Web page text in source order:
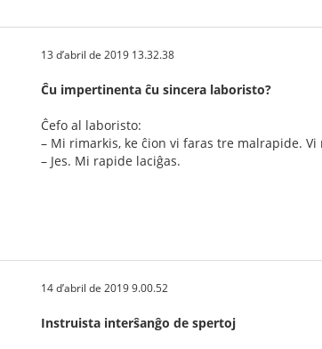
13 d’abril de 2019 13.32.38
Ĉu impertinenta ĉu sincera laboristo?
Ĉefo al laboristo:
– Mi rimarkis, ke ĉion vi faras tre malrapide.
– Jes. Mi rapide laciĝas.
14 d’abril de 2019 9.00.52
Instruista interŝanĝo de spertoj